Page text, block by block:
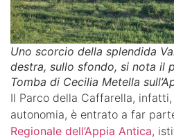
Uno scorcio della splendida
destra, sullo sfondo, si nota il
Tomba di Cecilia Metella
Il Parco della Caffarella,
autonomia, è entrato a far
Regionale dell’Appia Antica,